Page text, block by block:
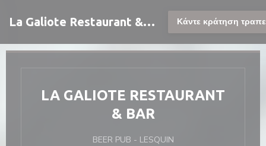
La Galiote Restaurant & Bar Κάντε κράτηση
LA GALIOTE RESTAURANT
& BAR
BEER PUB - LESQUIN